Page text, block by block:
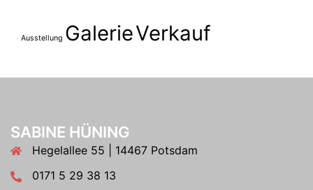
Ausstellung GalerieVerkauf
SABINE HÜNING
Hegelallee 55 | 14467 Potsdam
0171 5 29 38 13